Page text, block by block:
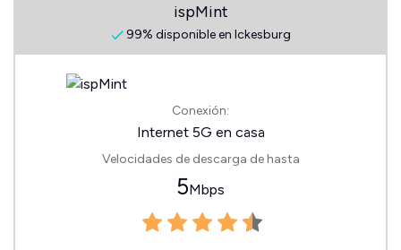
ispMint
99% disponible en Ickesburg
Conexión:
Internet 5G en casa
Velocidades de descarga de hasta
5Mbps